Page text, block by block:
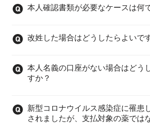
本人確認書類が必要なケースは何
改姓した場合はどうしたらよいで
本人名義の口座がない場合はどう
すか？
新型コロナウイルス感染症に罹患
されましたが、支払対象の薬では